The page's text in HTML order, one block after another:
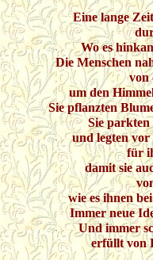
Eine lange
Wo es
Die Menschen
von
um den
Sie pflanzten
Sie
und legten vor
für
damit sie
wie es ihnen
Immer neue
Und immer
erfüllt von